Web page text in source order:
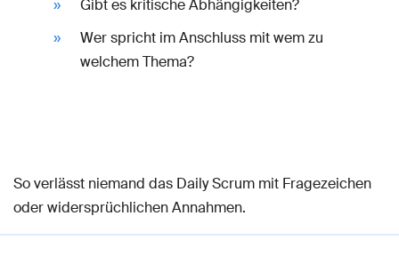
Gibt es kritische Abhängigkeiten?
Wer spricht im Anschluss mit wem zu
welchem Thema?
So verlässt niemand das Daily Scrum mit Fragezeichen
oder widersprüchlichen Annahmen.